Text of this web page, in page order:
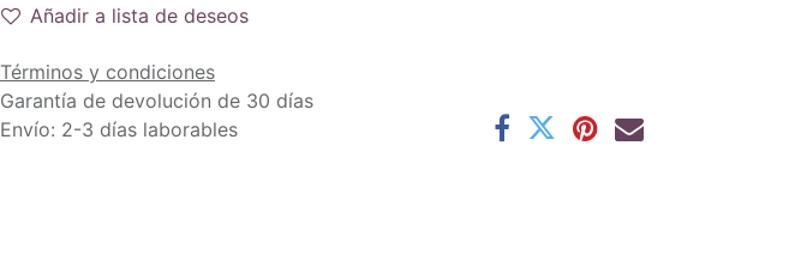
Añadir a lista de deseos
Términos y condiciones
Garantía de devolución de 30 días
Envío: 2-3 días laborables